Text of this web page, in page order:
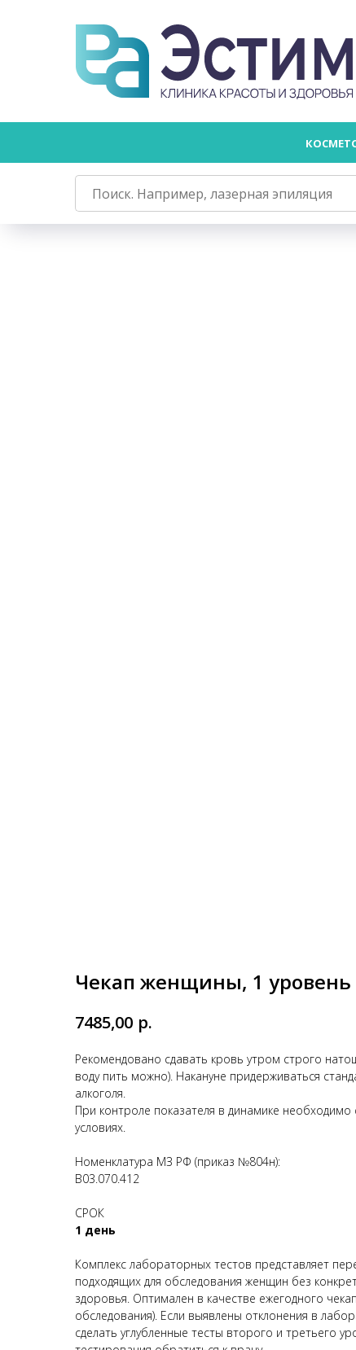
Чекап женщины, 1
7485,00 р.
Рекомендовано сдавать кровь утром строго
воду пить можно). Накануне придерживаться
алкоголя.
При контроле показателя в динамике
условиях.
Номенклатура МЗ РФ (приказ №804н):
B03.070.412
СРОК
1 день
Комплекс лабораторных тестов представляет
подходящих для обследования женщин без
здоровья. Оптимален в качестве ежегодного
обследования). Если выявлены отклонения в
сделать углубленные тесты второго и третьего